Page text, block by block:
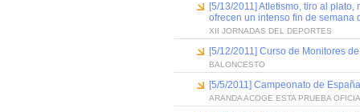
[5/13/2011] Atletismo, tiro al
ofrecen un intenso fin de semana
XII JORNADAS DEL DEPORTES
[5/12/2011] Curso de Monitores
BALONCESTO
[5/5/2011] Campeonato de
ARANDA ACOGE ESTA PRUEBA